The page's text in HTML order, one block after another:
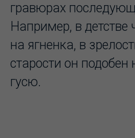
гравюрах
Например, в детстве
на ягненка, в
старости он
гусю.